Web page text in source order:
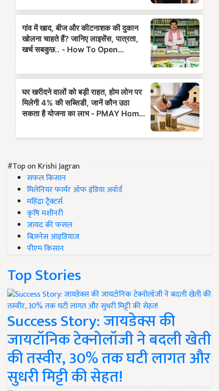
#Top on Krishi Jagran
सफल किसान
मिलेनियर फार्मर ऑफ इंडिया अवॉर्ड
महिंद्रा ट्रैक्टर्स
कृषि मशीनरी
जायद की फसल
बिज़नेस आइडियाज
पीएम किसान
Top Stories
Success Story: जायडेक्स की
जायटॉनिक टेक्नोलॉजी ने बदली खेती
की तस्वीर, 30% तक घटी लागत और
सुधरी मिट्टी की सेहत!